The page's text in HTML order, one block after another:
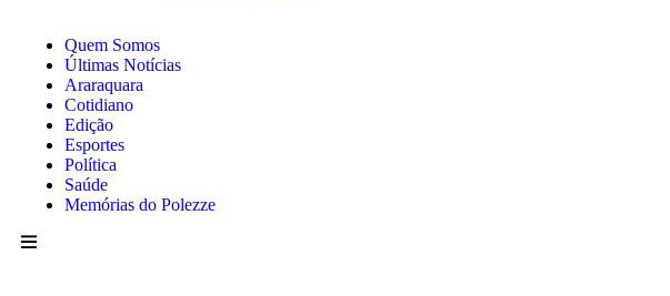
Quem Somos
Últimas Notícias
Araraquara
Cotidiano
Edição
Esportes
Política
Saúde
Memórias do Polezze